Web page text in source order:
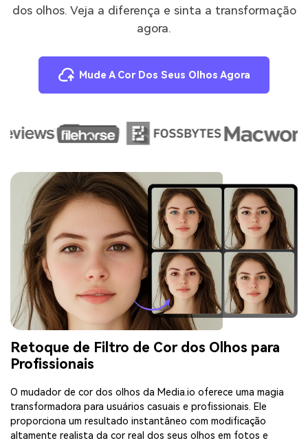
dos olhos. Veja a diferença e sinta a transformação
agora.
Mude A Cor Dos Seus Olhos Agora
Retoque de Filtro de Cor dos Olhos para
Profissionais
O mudador de cor dos olhos da Media.io oferece uma magia
transformadora para usuários casuais e profissionais. Ele
proporciona um resultado instantâneo com modificação
altamente realista da cor real dos seus olhos em fotos e